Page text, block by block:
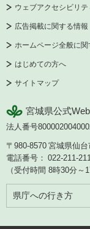
ウェブアクセシビリ
広告掲載に関する情報
ホームページ全般に関
はじめての方へ
サイトマップ
宮城県公式
法人番号
〒980-8570 宮城県仙
電話番号： 022-211-
（受付時間 8時30分～
県庁への行き方